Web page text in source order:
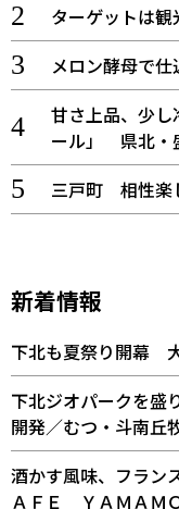
ターゲットは観
メロン酵母で
甘さ上品、少
ール」 県北・
三戸町 相性楽
新着情報
下北も夏祭り開幕
下北ジオパークを
開発／むつ・斗南丘
酒かす風味、フラ
ＡＦＥ ＹＡＭＡＭ